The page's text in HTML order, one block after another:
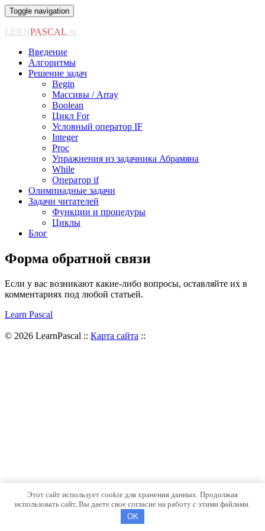
Toggle navigation
LERNPASCAL.ru
Введение
Алгоритмы
Решение задач
Begin
Массивы / Array
Boolean
Цикл For
Условный оператор IF
Integer
Proc
Упражнения из задачника Абрамяна
While
Оператор if
Олимпиадные задачи
Задачи читателей
Функции и процедуры
Циклы
Блог
Форма обратной связи
Если у вас возникают какие-либо вопросы, оставляйте их в
комментариях под любой статьей.
Learn Pascal
© 2026 LearnPascal :: Карта сайта ::
Этот сайт использует cookie для хранения данных. Продолжая
использовать сайт, Вы даете свое согласие на работу с этими файлами.
OK